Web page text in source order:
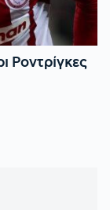
Ροντρίγκες